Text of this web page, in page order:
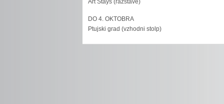
Art Stays (razstave)
DO 4. OKTOBRA
Ptujski grad (vzhodni stolp)